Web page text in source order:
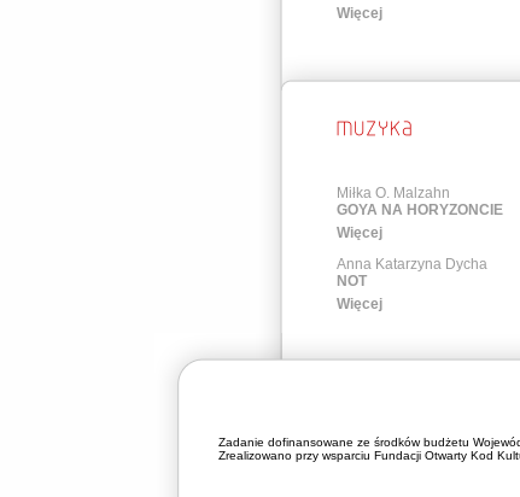
Więcej
Miłka O. Malzahn
GOYA NA HORYZONCIE
Więcej
Anna Katarzyna Dycha
NOT
Więcej
Zadanie dofinansowane ze środków budżetu
Zrealizowano przy wsparciu Fundacji Otwarty Kod